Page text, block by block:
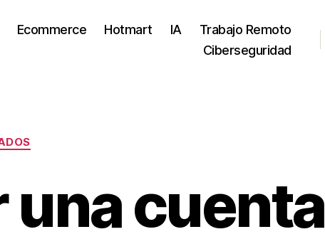
Ecommerce Hotmart IA
Trabajo Remoto
Ciberseguridad
una cuenta